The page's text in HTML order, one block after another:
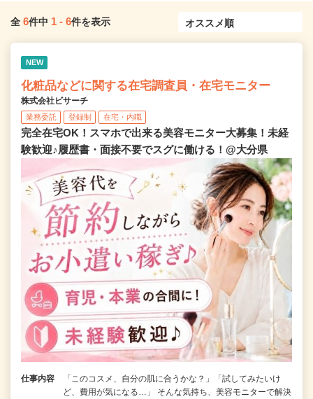
全 6件中 1 - 6件を表示
NEW
化粧品などに関する在宅調査員・在宅モニター
株式会社ビサーチ
業務委託 登録制 在宅・内職
完全在宅OK！スマホで出来る美容モニター大募集！未経
験歓迎♪履歴書・面接不要でスグに働ける！@大分県
仕事内容
「このコスメ、自分の肌に合うかな？」「試してみたいけ
ど、費用が気になる…」 そんな気持ち、美容モニターで解決